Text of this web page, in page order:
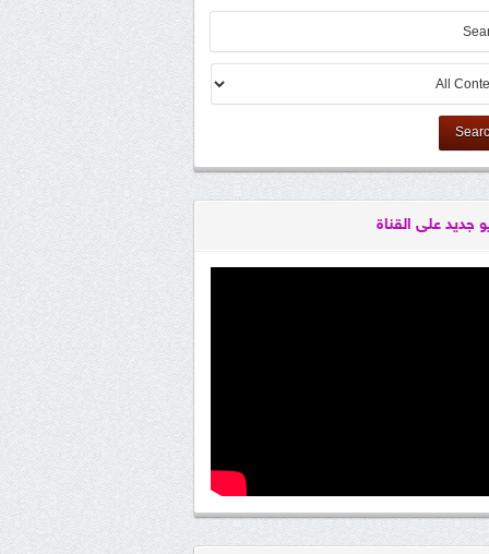
جديد على القناة